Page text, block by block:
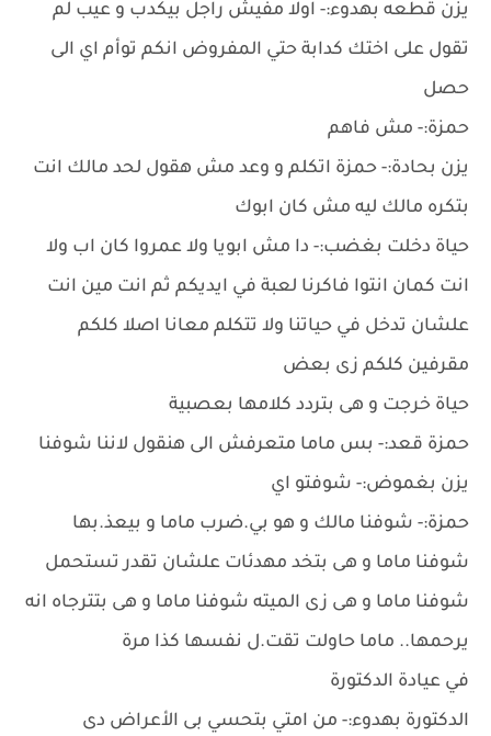
يزن قطعه بهدوء:- اولا مفيش راجل بيكدب و عيب لم
تقول على اختك كدابة حتي المفروض انكم توأم اي الى
حصل
حمزة:- مش فاهم
يزن بحادة:- حمزة اتكلم و وعد مش هقول لحد مالك انت
بتكره مالك ليه مش كان ابوك
حياة دخلت بغضب:- دا مش ابويا ولا عمروا كان اب ولا
انت كمان انتوا فاكرنا لعبة في ايديكم ثم انت مين انت
علشان تدخل في حياتنا ولا تتكلم معانا اصلا كلكم
مقرفين كلكم زى بعض
حياة خرجت و هى بتردد كلامها بعصبية
حمزة قعد:- بس ماما متعرفش الى هنقول لاننا شوفنا
يزن بغموض:- شوفتو اي
حمزة:- شوفنا مالك و هو بي.ضرب ماما و بيعذ.بها
شوفنا ماما و هى بتخد مهدئات علشان تقدر تستحمل
شوفنا ماما و هى زى الميته شوفنا ماما و هى بتترجاه انه
يرحمها.. ماما حاولت تقت.ل نفسها كذا مرة
في عيادة الدكتورة
الدكتورة بهدوء:- من امتي بتحسي بى الأعراض دى